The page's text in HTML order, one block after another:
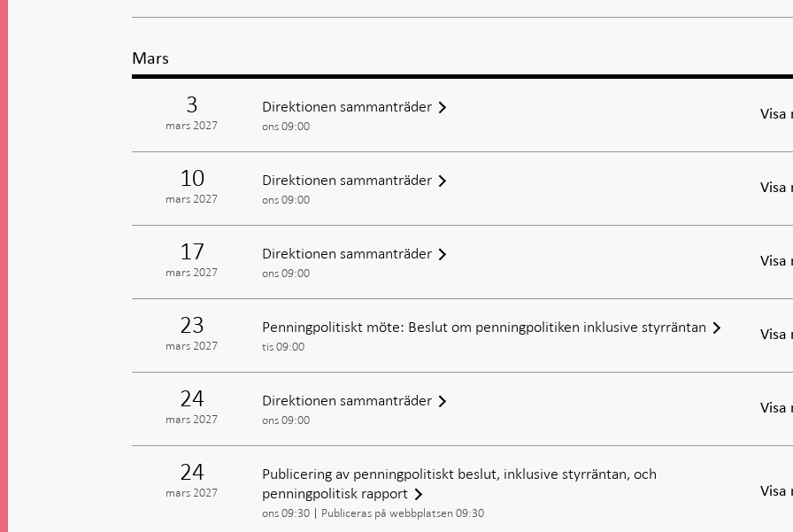
Mars
3
mars 2027
Direktionen sammanträder
ons 09:00
Visa
10
mars 2027
Direktionen sammanträder
ons 09:00
Visa
17
mars 2027
Direktionen sammanträder
ons 09:00
Visa
23
mars 2027
Penningpolitiskt möte: Beslut om penningpolitiken inklusive styrräntan
tis 09:00
Visa
24
mars 2027
Direktionen sammanträder
ons 09:00
Visa
24
mars 2027
Publicering av penningpolitiskt beslut, inklusive styrräntan, och
penningpolitisk rapport
ons 09:30 Publiceras på webbplatsen 09:30
Visa